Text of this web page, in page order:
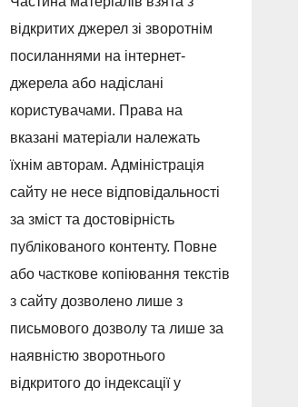
відкритих джерел зі зворотнім
посиланнями на інтернет-
джерела або надіслані
користувачами. Права на
вказані матеріали належать
їхнім авторам. Адміністрація
сайту не несе відповідальності
за зміст та достовірність
публікованого контенту. Повне
або часткове копіювання текстів
з сайту дозволено лише з
письмового дозволу та лише за
наявністю зворотнього
відкритого до індексації у